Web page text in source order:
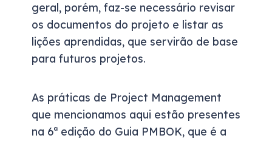
geral, porém, faz-se necessário revisar
os documentos do projeto e listar as
lições aprendidas, que servirão de base
para futuros projetos.
As práticas de Project Management
que mencionamos aqui estão presentes
na 6ª edição do Guia PMBOK, que é a